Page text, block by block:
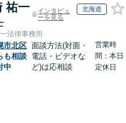
祐一
インタビュ
ーを見る
北海道
法律事務所
市北区
も相談
中
面談方法(対面・
電話・ビデオな
ど)は応相談
営業時
間：本日
定休日